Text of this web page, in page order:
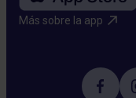
Más sobre la app​